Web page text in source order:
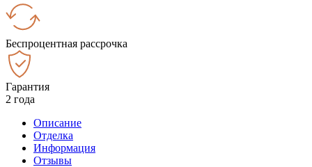
Беспроцентная рассрочка
Гарантия
2 года
Описание
Отделка
Информация
Отзывы